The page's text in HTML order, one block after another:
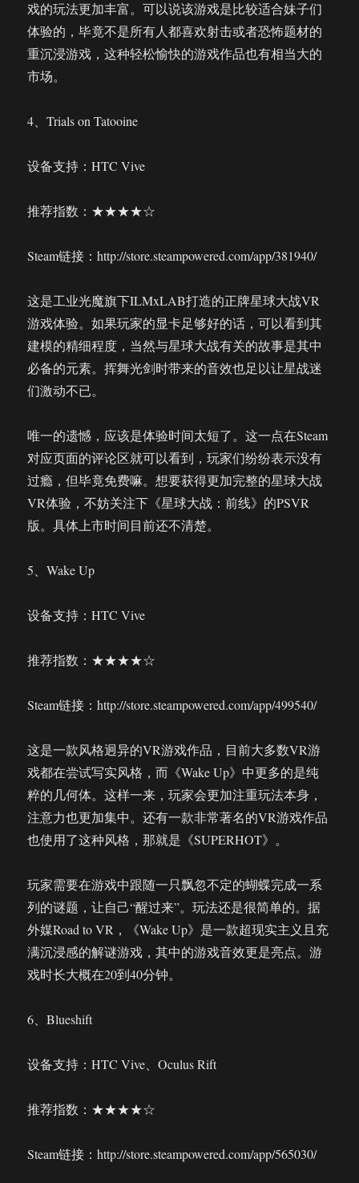
戏的玩法更加丰富。可以说该游戏是比较适合妹子们
体验的，毕竟不是所有人都喜欢射击或者恐怖题材的
重沉浸游戏，这种轻松愉快的游戏作品也有相当大的
市场。
4、Trials on Tatooine
设备支持：HTC Vive
推荐指数：★★★★☆
Steam链接：http://store.steampowered.com/app/381940/
这是工业光魔旗下ILMxLAB打造的正牌星球大战VR
游戏体验。如果玩家的显卡足够好的话，可以看到其
建模的精细程度，当然与星球大战有关的故事是其中
必备的元素。挥舞光剑时带来的音效也足以让星战迷
们激动不已。
唯一的遗憾，应该是体验时间太短了。这一点在Steam
对应页面的评论区就可以看到，玩家们纷纷表示没有
过瘾，但毕竟免费嘛。想要获得更加完整的星球大战
VR体验，不妨关注下《星球大战：前线》的PSVR
版。具体上市时间目前还不清楚。
5、Wake Up
设备支持：HTC Vive
推荐指数：★★★★☆
Steam链接：http://store.steampowered.com/app/499540/
这是一款风格迥异的VR游戏作品，目前大多数VR游
戏都在尝试写实风格，而《Wake Up》中更多的是纯
粹的几何体。这样一来，玩家会更加注重玩法本身，
注意力也更加集中。还有一款非常著名的VR游戏作品
也使用了这种风格，那就是《SUPERHOT》。
玩家需要在游戏中跟随一只飘忽不定的蝴蝶完成一系
列的谜题，让自己“醒过来”。玩法还是很简单的。据
外媒Road to VR，《Wake Up》是一款超现实主义且充
满沉浸感的解谜游戏，其中的游戏音效更是亮点。游
戏时长大概在20到40分钟。
6、Blueshift
设备支持：HTC Vive、Oculus Rift
推荐指数：★★★★☆
Steam链接：http://store.steampowered.com/app/565030/